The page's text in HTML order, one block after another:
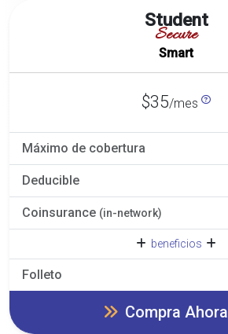
Student
Secure
Smart
$35/mes
Máximo de cobertura
Deducible
Coinsurance (in-network)
beneficios
Folleto
Compra Ahora